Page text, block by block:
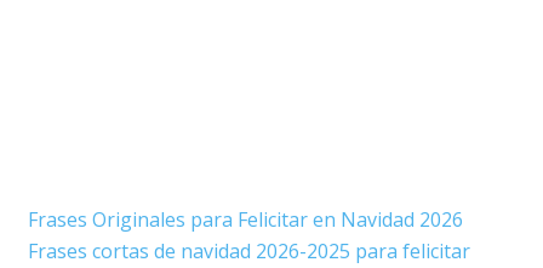
Frases Originales para Felicitar en Navidad 2026
Frases cortas de navidad 2026-2025 para felicitar